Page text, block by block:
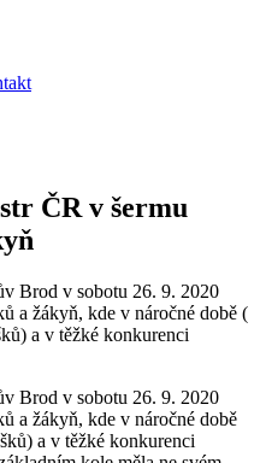
ČR v šermu
Brod v sobotu 26. 9. 2020
a žákyň, kde v náročné době (
a v těžké konkurenci
Brod v sobotu 26. 9. 2020
a žákyň, kde v náročné době
a v těžké konkurenci